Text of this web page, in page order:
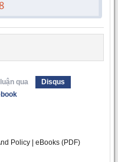
qua
Disqus
Policy | eBooks (PDF)